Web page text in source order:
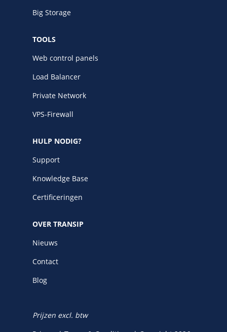
Big Storage
TOOLS
Web control panels
Load Balancer
Private Network
VPS-Firewall
HULP NODIG?
Support
Knowledge Base
Certificeringen
OVER TRANSIP
Nieuws
Contact
Blog
Prijzen excl. btw